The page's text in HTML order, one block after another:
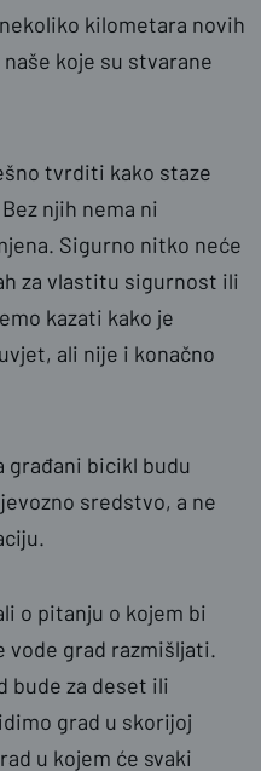
kilometara novih
koje su stvarane
tvrditi kako staze
njih nema ni
Sigurno nitko neće
za vlastitu sigurnost ili
kazati kako je
ali nije i konačno
građani bicikl budu
sredstvo, a ne
o pitanju o kojem bi
vode grad razmišljati.
bude za deset ili
grad u skorijoj
u kojem će svaki